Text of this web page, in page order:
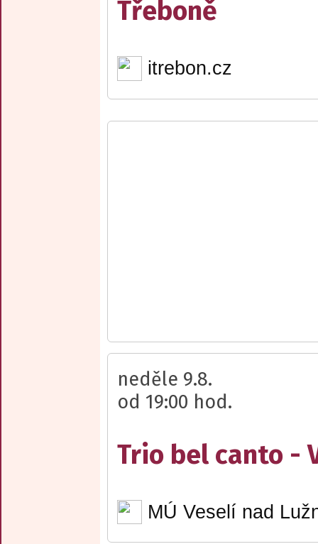
Třeboně
itrebon.cz
neděle 9.8.
od 19:00 hod.
Trio bel canto -
MÚ Veselí nad